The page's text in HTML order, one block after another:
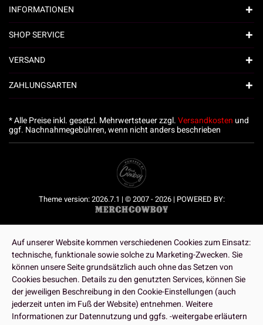
INFORMATIONEN
SHOP SERVICE
VERSAND
ZAHLUNGSARTEN
* Alle Preise inkl. gesetzl. Mehrwertsteuer zzgl.Versandkosten und
ggf. Nachnahmegebühren, wenn nicht anders beschrieben
Theme version: 2026.7.1 | © 2007 - 2026 | POWERED BY:
Auf unserer Website kommen verschiedenen Cookies zum Einsatz:
technische, funktionale sowie solche zu Marketing-Zwecken. Sie
können unsere Seite grundsätzlich auch ohne das Setzen von
Cookies besuchen. Details zu den genutzten Services, können Sie
der jeweiligen Beschreibung in den Cookie-Einstellungen (auch
jederzeit unten im Fuß der Website) entnehmen. Weitere
Informationen zur Datennutzung und ggfs. -weitergabe erläutern